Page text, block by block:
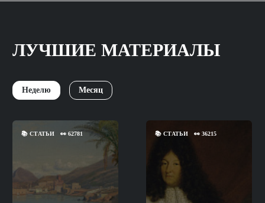
ЛУЧШИЕ МАТЕРИАЛЫ
Неделю Месяц
📚 СТАТЬИ 👀 62781 📚СТАТЬИ 👀36215